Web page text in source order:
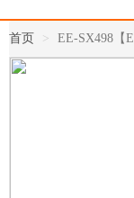
首页 EE-SX498【